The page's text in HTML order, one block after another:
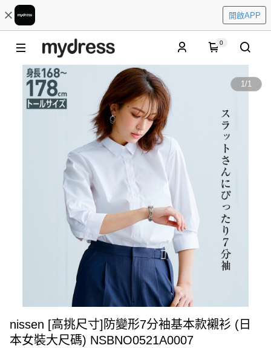
開啟APP
0
1/1
nissen [高挑尺寸]防變形7分袖基本款襯衫 (日
本女裝大尺碼) NSBNO0521A0007